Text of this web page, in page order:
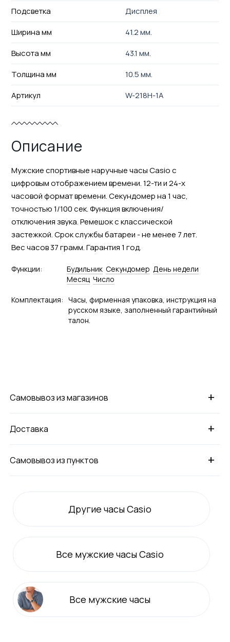
Подсветка
Дисплея
Ширина мм
41.2 мм.
Высота мм
43.1 мм.
Толщина мм
10.5 мм.
Артикул
W-218H-1A
Описание
Мужские спортивные наручные часы Casio с
цифровым отображением времени. 12-ти и 24-х
часовой формат времени. Секундомер на 1 час,
точностью 1/100 сек. Функция включения/
отключения звука. Ремешок с классической
застежкой. Срок службы батареи - не менее 7 лет.
Вес часов 37 грамм. Гарантия 1 год.
Функции: Будильник Секундомер День недели
Месяц Число
Комплектация: Часы, фирменная упаковка, инструкция на
русском языке, заполненный гарантийный
талон.
+
Самовывоз из магазинов
+
Доставка
+
Самовывоз из пунктов
Другие часы Casio
Все мужские часы Casio
Все мужские часы